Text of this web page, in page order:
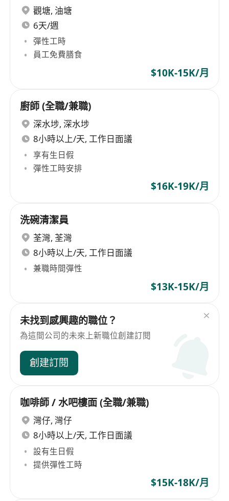
觀塘, 油塘
6天/週
彈性工時
員工免費膳食
$10K-15K/月
廚師 (全職/兼職)
深水埗, 深水埗
8小時以上/天, 工作日面議
享有生日假
彈性工時安排
$16K-19K/月
洗碗清潔員
荃灣, 荃灣
8小時以上/天, 工作日面議
兼職時間彈性
$13K-15K/月
未找到感興趣的職位？
為這間公司的未來上新職位創建訂閱
創建訂閱
咖啡師 / 水吧樓面 (全職/兼職)
灣仔, 灣仔
8小時以上/天, 工作日面議
設有生日假
提供彈性工時
$15K-18K/月